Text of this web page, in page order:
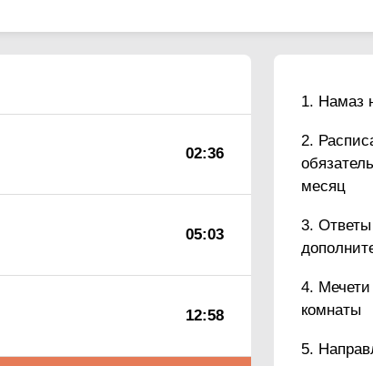
Намаз
месяц
комнаты
02:36
05:03
12:58